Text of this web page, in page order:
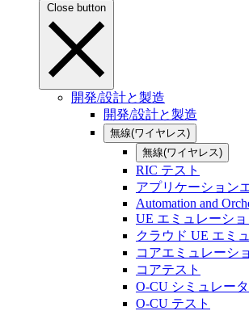
Close button
開発/設計と製造
開発/設計と製造
無線(ワイヤレス)
無線(ワイヤレス)
RIC テスト
アプリケーション
Automation and
UE エミュレーショ
クラウド UE エミ
コアエミュレーシ
コアテスト
O-CU シミュレータ
O-CU テスト